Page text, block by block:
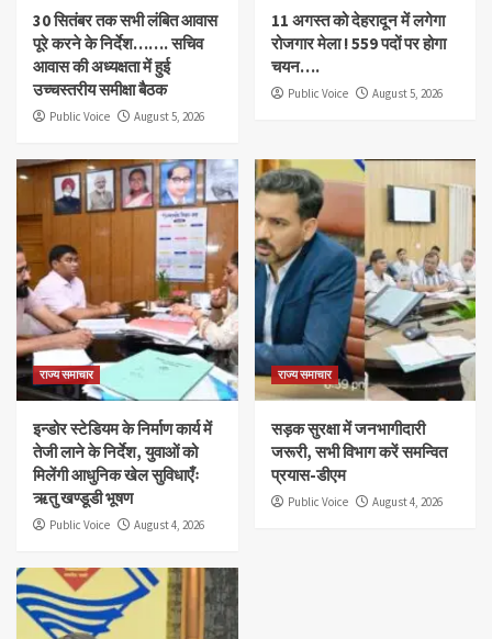
30 सितंबर तक सभी लंबित आवास
पूरे करने के निर्देश……. सचिव
आवास की अध्यक्षता में हुई
उच्चस्तरीय समीक्षा बैठक
Public Voice August 5, 2026
11 अगस्त को देहरादून में लगेगा
रोजगार मेला ! 559 पदों पर होगा
चयन….
Public Voice August 5, 2026
राज्य समाचार
इन्डोर स्टेडियम के निर्माण कार्य में
तेजी लाने के निर्देश, युवाओं को
मिलेंगी आधुनिक खेल सुविधाएँः
ऋतु खण्डूडी भूषण
Public Voice August 4, 2026
राज्य समाचार
सड़क सुरक्षा में जनभागीदारी
जरूरी, सभी विभाग करें समन्वित
प्रयास-डीएम
Public Voice August 4, 2026